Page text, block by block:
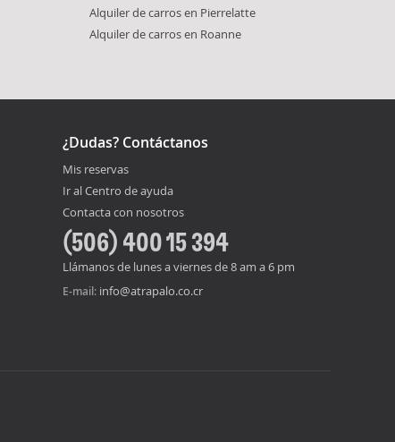
Alquiler de carros en Pierrelatte
Alquiler de carros en Roanne
¿Dudas? Contáctanos
Mis reservas
Ir al Centro de ayuda
Contacta con nosotros
(506) 400 15 394
Llámanos de lunes a viernes de 8 am a 6 pm
E-mail: info@atrapalo.co.cr